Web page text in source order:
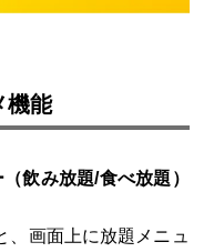
機能
飲み放題/食べ放題）
画面上に放題メニュ